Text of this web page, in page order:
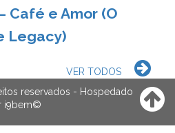
Café e Amor (O
Legacy)
VER TODOS
reservados - Hospedado
i9bem©